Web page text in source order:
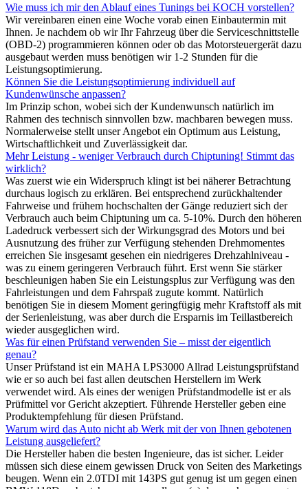
Wie muss ich mir den Ablauf eines Tunings bei KOCH vorstellen?
Wir vereinbaren einen eine Woche vorab einen Einbautermin mit
Ihnen. Je nachdem ob wir Ihr Fahrzeug über die Serviceschnittstelle
(OBD-2) programmieren können oder ob das Motorsteuergerät dazu
ausgebaut werden muss benötigen wir 1-2 Stunden für die
Leistungsoptimierung.
Können Sie die Leistungsoptimierung individuell auf
Kundenwünsche anpassen?
Im Prinzip schon, wobei sich der Kundenwunsch natürlich im
Rahmen des technisch sinnvollen bzw. machbaren bewegen muss.
Normalerweise stellt unser Angebot ein Optimum aus Leistung,
Wirtschaftlichkeit und Zuverlässigkeit dar.
Mehr Leistung - weniger Verbrauch durch Chiptuning! Stimmt das
wirklich?
Was zuerst wie ein Widerspruch klingt ist bei näherer Betrachtung
durchaus logisch zu erklären. Bei entsprechend zurückhaltender
Fahrweise und frühem hochschalten der Gänge reduziert sich der
Verbrauch auch beim Chiptuning um ca. 5-10%. Durch den höheren
Ladedruck verbessert sich der Wirkungsgrad des Motors und bei
Ausnutzung des früher zur Verfügung stehenden Drehmomentes
erreichen Sie insgesamt gesehen ein niedrigeres Drehzahlniveau -
was zu einem geringeren Verbrauch führt. Erst wenn Sie stärker
beschleunigen haben Sie ein Leistungsplus zur Verfügung was den
Fahrleistungen und dem Fahrspaß zugute kommt. Natürlich
benötigen Sie in diesem Moment geringfügig mehr Kraftstoff als mit
der Serienleistung, was aber durch die Ersparnis im Teillastbereich
wieder ausgeglichen wird.
Was für einen Prüfstand verwenden Sie – misst der eigentlich
genau?
Unser Prüfstand ist ein MAHA LPS3000 Allrad Leistungsprüfstand
wie er so auch bei fast allen deutschen Herstellern im Werk
verwendet wird. Als eines der wenigen Prüfstandmodelle ist er als
Prüfmittel vor Gericht akzeptiert. Führende Hersteller geben eine
Produktempfehlung für diesen Prüfstand.
Warum wird das Auto nicht ab Werk mit der von Ihnen gebotenen
Leistung ausgeliefert?
Die Hersteller haben die besten Ingenieure, das ist sicher. Leider
müssen sich diese einem gewissen Druck von Seiten des Marketings
beugen. Wenn ein 2.0TDI mit 143PS gut genug ist um gegen einen